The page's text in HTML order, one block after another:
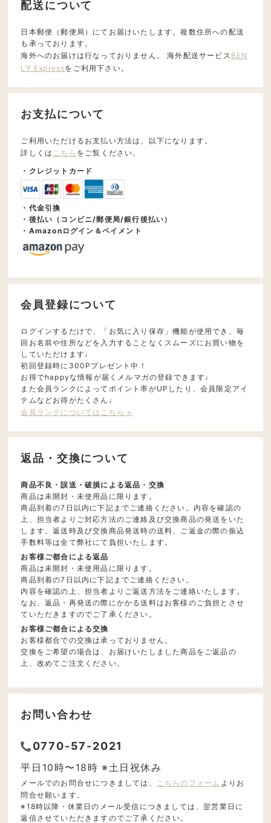
配送について
日本郵便（郵便局）にてお届けいたします。複数住所への配送
も承っております。
海外へのお届けは行なっておりません。 海外配送サービス BEN
LY Expressをご利用下さい。
お支払について
ご利用いただけるお支払い方法は、以下になります。
詳しくは こちら をご覧ください。
・クレジットカード
・代金引換
・後払い（コンビニ/郵便局/銀行後払い）
・Amazonログイン＆ペイメント
会員登録について
ログインするだけで、「お気に入り保存」機能が使用でき、毎
回お名前や住所などを入力することなくスムーズにお買い物を
していただけます♩
初回登録時に300Pプレゼント中！
お得でhappyな情報が届くメルマガの登録できます♩
また会員ランクによってポイント率がUPしたり、会員限定アイ
テムなどお得がたくさん♩
会員ランクについてはこちら >
返品・交換について
商品不良・誤送・破損による返品・交換
商品は未開封・未使用品に限ります。
商品到着の7日以内に下記までご連絡ください。内容を確認の
上、担当者よりご対応方法のご連絡及び交換商品の発送をいた
します。返送時及び交換商品発送時の送料、ご返金の際の振込
手数料等は全て弊社にて負担いたします。
お客様ご都合による返品
商品は未開封・未使用品に限ります。
商品到着の7日以内に下記までご連絡ください。
内容を確認の上、担当者よりご返送方法をご連絡いたします。
なお、返品・再発送の際にかかる送料はお客様のご負担とさせ
ていただきますのでご了承ください。
お客様ご都合による交換
お客様都合での交換は承っておりません。
交換をご希望の場合は、お届けいたしました商品をご返品の
上、改めてご注文ください。
お問い合わせ
0770-57-2021
平日10時〜18時 ※土日祝休み
メールでのお問合せにつきましては、 こちらのフォーム よりお
問合せ願います。
※18時以降・休業日のメール受信につきましては、翌営業日に
返信させていただきますのでご了承ください。